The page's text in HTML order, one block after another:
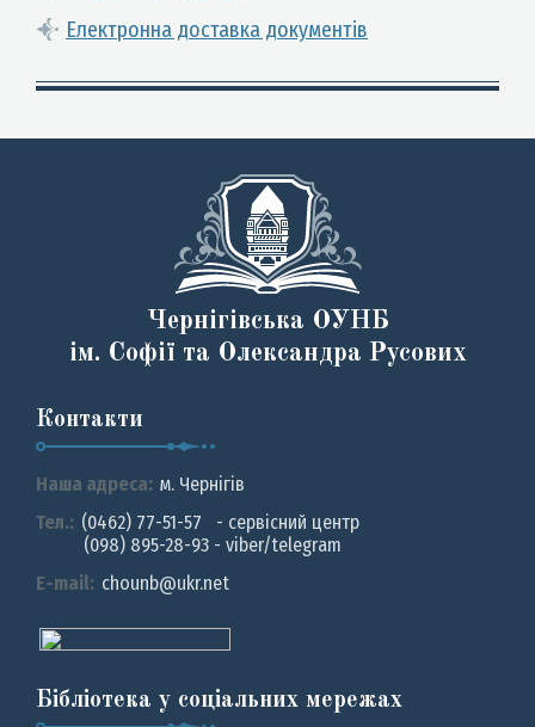
Електронна доставка документів
Чернігівська ОУНБ
ім. Софії та Олександра Русових
Контакти
Наша адреса: м. Чернiгiв
Тел.: (0462) 77-51-57 - сервісний центр
(098) 895-28-93 - viber/telegram
E-mail: chounb@ukr.net
Бібліотека у соціальних мережах